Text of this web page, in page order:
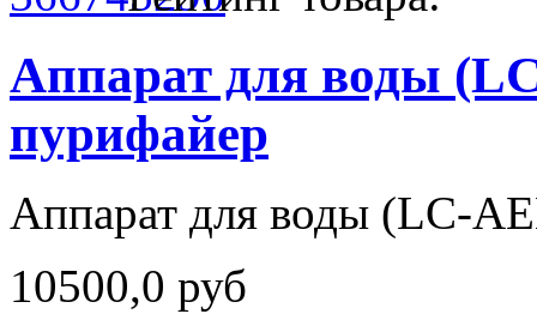
Аппарат для воды
пурифайер
Аппарат для воды (LC-
10500,0 руб